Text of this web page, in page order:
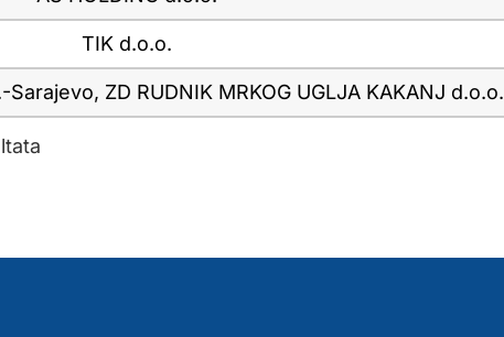
TIK d.o.o.
ZD RUDNIK MRKOG UGLJA KAKANJ d.o.o.